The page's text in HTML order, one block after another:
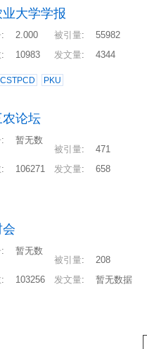
大学学报
: 2.000 被引量:
55982
: 10983 发文量: 4344
CSTPCD PKU
论坛
:
暂无数
被引量:
471
: 106271 发文量: 658
:
暂无数
被引量:
208
: 103256 发文量: 暂无数据